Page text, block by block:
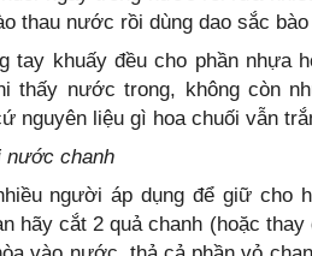
thau nước rồi dùng dao sắc
tay khuấy đều cho phần nhựa
thấy nước trong, không còn
nguyên liệu gì hoa chuối vẫn
nước chanh
người áp dụng để giữ cho
hãy cắt 2 quả chanh (hoặc